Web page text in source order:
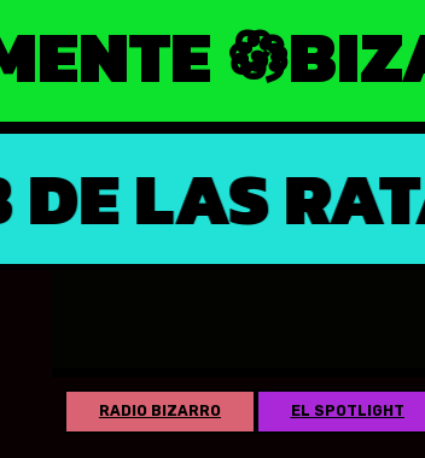
𖡎
LAS
RADIO BIZARRO EL SPOTLIGHT